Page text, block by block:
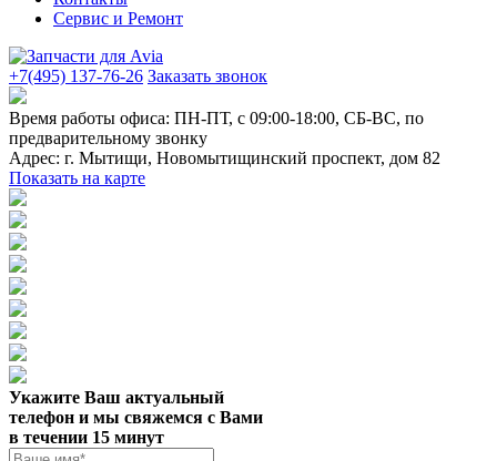
Сервис и Ремонт
+7(495) 137-76-26 Заказать звонок
Время работы офиса: ПН-ПТ, с 09:00-18:00, СБ-ВС, по
предварительному звонку
Адрес: г. Мытищи, Новомытищинский проспект, дом 82
Показать на карте
Укажите Ваш актуальный
телефон и мы свяжемся с Вами
в течении 15 минут